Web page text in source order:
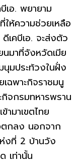
เอ. พยายาม
ห้ความช่วยเหลือ
เคบีเอ. จะส่งตัว
มาที่จังหวัดเมีย
มประท้วงในฝั่ง
ฉพาะกิจราชมนู
จกรมทหารพราน
ามาเขตไทย
ตกลง นอกจาก
งที่ 2 บ้านวัง
เท่านั้น